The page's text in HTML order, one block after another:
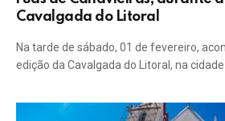
Cavalgada do Litoral
Na tarde de sábado, 01 de fevereiro,
edição da Cavalgada do Litoral, na